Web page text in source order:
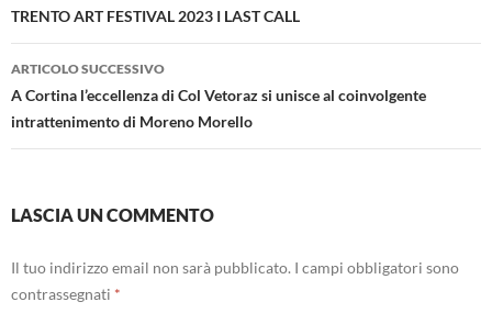
articolo
TRENTO ART FESTIVAL 2023 I LAST CALL
ARTICOLO SUCCESSIVO
A Cortina l’eccellenza di Col Vetoraz si unisce al coinvolgente
intrattenimento di Moreno Morello
LASCIA UN COMMENTO
Il tuo indirizzo email non sarà pubblicato. I campi obbligatori sono
contrassegnati *